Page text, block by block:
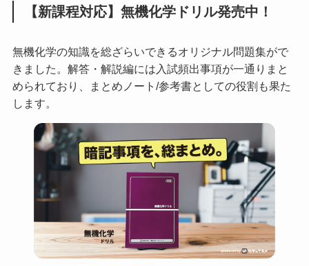
【新課程対応】無機化学ドリル発売中！
無機化学の知識を総ざらいできるオリジナル問題集がで
きました。解答・解説編には入試頻出事項が一通りまと
められており、まとめノート/参考書としての役割も果た
します。